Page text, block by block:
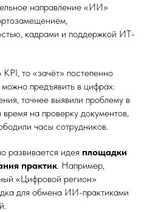
направление «ИИ»
кадрами и поддержкой ИТ-
то «зачёт» постепенно
предъявить в цифрах:
точнее выявили проблему в
на проверку документов,
часы сотрудников.
развивается идея площадки
практик . Например,
«Цифровой регион»
для обмена ИИ-практиками